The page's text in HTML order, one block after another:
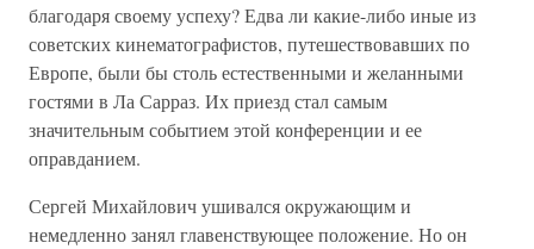
благодаря своему успеху? Едва ли какие-либо иные из
советских кинематографистов, путешествовавших по
Европе, были бы столь естественными и желанными
гостями в Ла Сарраз. Их приезд стал самым
значительным событием этой конференции и ее
оправданием.
Сергей Михайлович ушивался окружающим и
немедленно занял главенствующее положение. Но он